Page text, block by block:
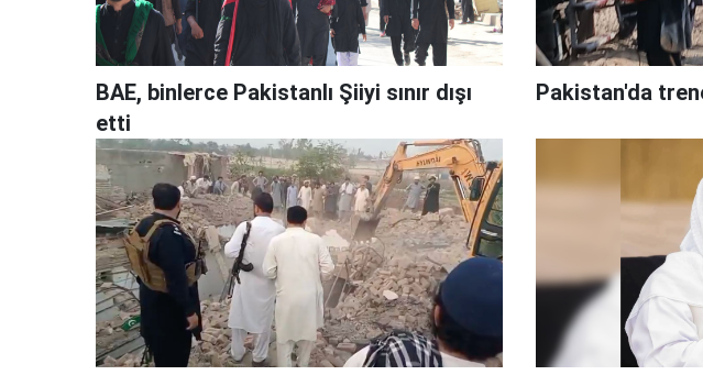
BAE, binlerce Pakistanlı Şiiyi sınır dışı
etti
Pakistan'da